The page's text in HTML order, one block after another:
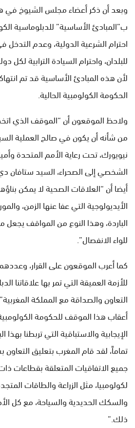
وبعد أن ذكر أعضاء مجلس الشيوخ في
ب”المبادئ الأساسية” للدبلوماسية
احترام الشرعية الدولية، وعدم التدخل
للبلدان، واحترام السيادة الترابية لكل
لأن هذه المبادئ الأساسية قد تم
الحكومة الكولومبية الحالية.
ولاحظ الموقعون أن “الموقف الذي
من شأنه أن يكون في صالح العملية
نيويورك، تحت رعاية الأمم المتحدة
الشخصي إلى الصحراء، السيد ستافان
أيضا أن “العلاقات الصحية لا يمكن
الأيديولوجية التي عفا عنها الزمن،
الباردة، وهذا النوع من المواقف
للواء الانفصال”.
للأزمة العميقة التي تمر بها علاقاتنا
التعاون والصداقة مع المملكة
أعقاب هذا الموقف للحكومة
الإيجابية والاستباقية التي تربطنا
تماماً، لقد قام المغرب بتعليق
جميع الاتفاقيات المتعلقة بقطاعات
لكولومبيا، مثل الزراعة والطاقات
والسكك الحديدية والسياحة، مع كل
ذلك.”